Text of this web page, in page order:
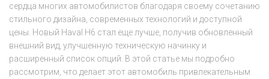
сердца многих автомобилистов благодаря своему сочетанию
стильного дизайна, современных технологий и доступной
цены. Новый Haval H6 стал еще лучше, получив обновленный
внешний вид, улучшенную техническую начинку и
расширенный список опций. В этой статье мы подробно
рассмотрим, что делает этот автомобиль привлекательным